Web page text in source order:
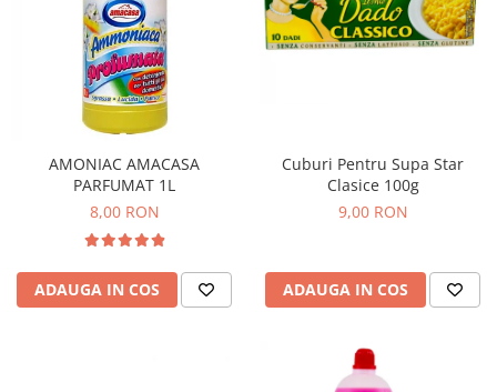
AMONIAC AMACASA
PARFUMAT 1L
8,00 RON
ADAUGA IN COS
Cuburi Pentru Supa Star
Clasice 100g
9,00 RON
ADAUGA IN COS